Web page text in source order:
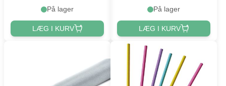
På lager
LÆG I KURV
På lager
LÆG I KURV